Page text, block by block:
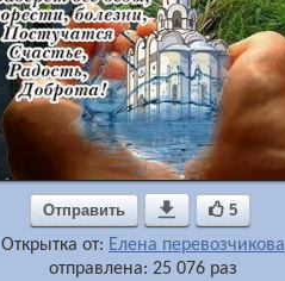
Отправить  5
Открытка от: Елена перевозчикова
отправлена: 25 076 раз